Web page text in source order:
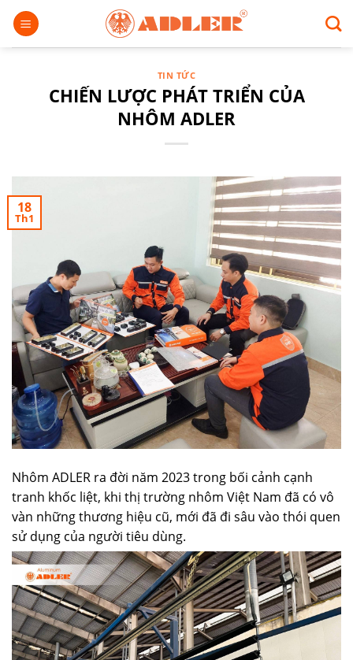
Chuyển
đến
nội
TIN TỨC
CHIẾN LƯỢC PHÁT TRIỂN CỦA
NHÔM ADLER
18
Th1
Nhôm ADLER ra đời năm 2023 trong bối cảnh cạnh
tranh khốc liệt, khi thị trường nhôm Việt Nam đã có vô
vàn những thương hiệu cũ, mới đã đi sâu vào thói quen
sử dụng của người tiêu dùng.